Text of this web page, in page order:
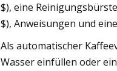
$), eine
$), Anweisungen und
Als automatischer
Wasser einfüllen oder